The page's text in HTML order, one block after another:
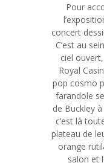
Pour
concert
C’est au
ciel
Royal
pop cosmo
farandole
de Buckley
c’est là
plateau de
orange
salon et